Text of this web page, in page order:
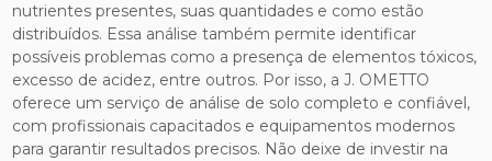
nutrientes presentes, suas quantidades e como estão
distribuídos. Essa análise também permite identificar
possíveis problemas como a presença de elementos tóxicos,
excesso de acidez, entre outros. Por isso, a J. OMETTO
oferece um serviço de análise de solo completo e confiável,
com profissionais capacitados e equipamentos modernos
para garantir resultados precisos. Não deixe de investir na